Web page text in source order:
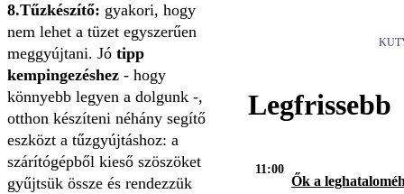
8.Tűzkészítő: gyakori, hogy
nem lehet a tüzet egyszerűen
meggyújtani. Jó tipp
kempingezéshez - hogy
könnyebb legyen a dolgunk -,
otthon készíteni néhány segítő
eszközt a tűzgyújtáshoz: a
szárítógépből kieső szöszöket
gyűjtsük össze és rendezzük
Legfrissebb
11:00
Ők a